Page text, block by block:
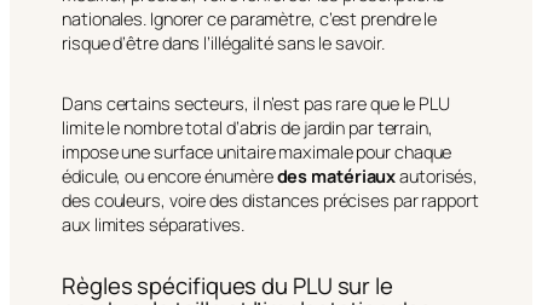
nationales. Ignorer ce paramètre, c’est prendre le
risque d’être dans l’illégalité sans le savoir.
Dans certains secteurs, il n’est pas rare que le PLU
limite le nombre total d’abris de jardin par terrain,
impose une surface unitaire maximale pour chaque
édicule, ou encore énumèredes matériauxautorisés,
des couleurs, voire des distances précises par rapport
aux limites séparatives.
Règles spécifiques du PLU sur le